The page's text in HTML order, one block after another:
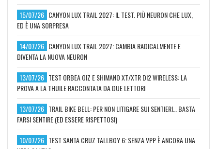
15/07/26 CANYON LUX TRAIL 2027: IL TEST. PIÙ NEURON CHE LUX,
ED È UNA SORPRESA
14/07/26 CANYON LUX TRAIL 2027: CAMBIA RADICALMENTE E
DIVENTA LA NUOVA NEURON
13/07/26 TEST ORBEA OIZ E SHIMANO XT/XTR DI2 WIRELESS: LA
PROVA A LA THUILE RACCONTATA DA DUE LETTORI
13/07/26 TRAIL BIKE BELL: PER NON LITIGARE SUI SENTIERI… BASTA
FARSI SENTIRE (ED ESSERE RISPETTOSI)
10/07/26 TEST SANTA CRUZ TALLBOY 6: SENZA VPP È ANCORA UNA